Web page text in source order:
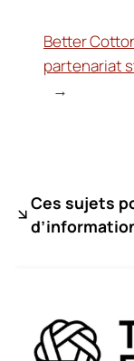
Better
partenariat
→
Ces sujets